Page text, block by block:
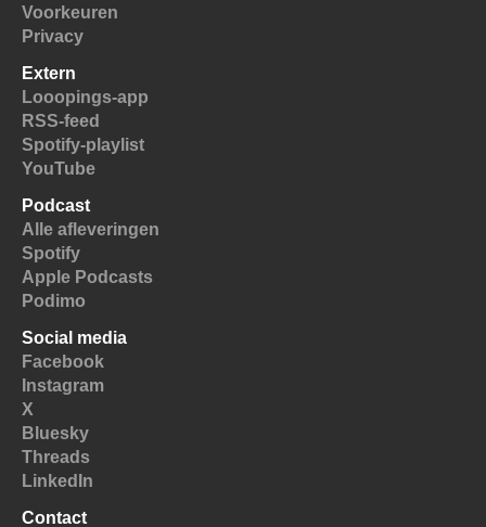
Voorkeuren
Privacy
Extern
Looopings-app
RSS-feed
Spotify-playlist
YouTube
Podcast
Alle afleveringen
Spotify
Apple Podcasts
Podimo
Social media
Facebook
Instagram
X
Bluesky
Threads
LinkedIn
Contact